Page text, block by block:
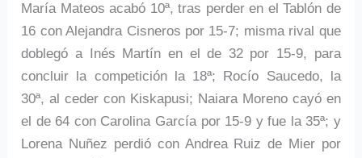
María Mateos acabó 10ª, tras perder en el Tablón de
16 con Alejandra Cisneros por 15-7; misma rival que
doblegó a Inés Martín en el de 32 por 15-9, para
concluir la competición la 18ª; Rocío Saucedo, la
30ª, al ceder con Kiskapusi; Naiara Moreno cayó en
el de 64 con Carolina García por 15-9 y fue la 35ª; y
Lorena Nuñez perdió con Andrea Ruiz de Mier por